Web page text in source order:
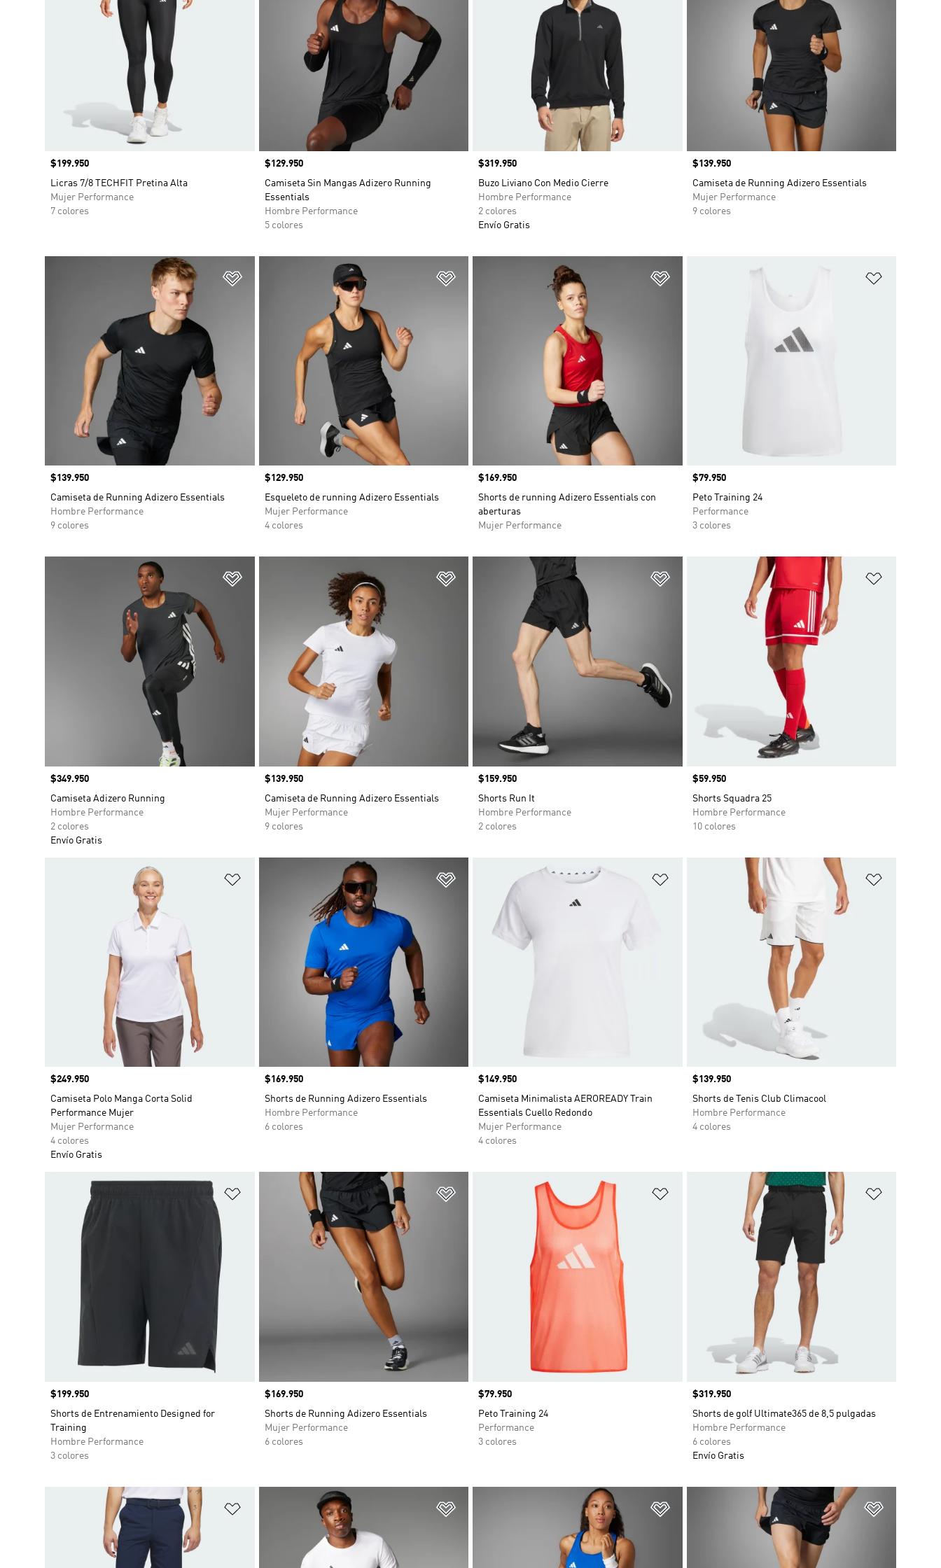
Precio
$199.950
Licras 7/8 TECHFIT Pretina Alta
Mujer Performance
7 colores
Precio
$129.950
Camiseta Sin Mangas Adizero Running
Essentials
Hombre Performance
5 colores
Precio
$319.950
Buzo Liviano Con Medio Cierre
Hombre Performance
2 colores
Envío Gratis
Precio
$139.950
Camiseta de Running Adizero Essentials
Mujer Performance
9 colores
Añadir a la lista de deseos
Precio
$139.950
Camiseta de Running Adizero Essentials
Hombre Performance
9 colores
Añadir a la lista de deseos
Precio
$129.950
Esqueleto de running Adizero Essentials
Mujer Performance
4 colores
Añadir a la lista de deseos
Precio
$169.950
Shorts de running Adizero Essentials con
aberturas
Mujer Performance
Precio
$79.950
Peto Training 24
Performance
3 colores
Añadir a la lista de deseos
Precio
$349.950
Camiseta Adizero Running
Hombre Performance
2 colores
Envío Gratis
Añadir a la lista de deseos
Precio
$139.950
Camiseta de Running Adizero Essentials
Mujer Performance
9 colores
Añadir a la lista de deseos
Precio
$159.950
Shorts Run It
Hombre Performance
2 colores
Precio
$59.950
Shorts Squadra 25
Hombre Performance
10 colores
Añadir a la lista de deseos
Precio
$249.950
Camiseta Polo Manga Corta Solid
Performance Mujer
Mujer Performance
4 colores
Envío Gratis
Añadir a la lista de deseos
Precio
$169.950
Shorts de Running Adizero Essentials
Hombre Performance
6 colores
Añadir a la lista de deseos
Precio
$149.950
Camiseta Minimalista AEROREADY Train
Essentials Cuello Redondo
Mujer Performance
4 colores
Precio
$139.950
Shorts de Tenis Club Climacool
Hombre Performance
4 colores
Añadir a la lista de deseos
Precio
$199.950
Shorts de Entrenamiento Designed for
Training
Hombre Performance
3 colores
Añadir a la lista de deseos
Precio
$169.950
Shorts de Running Adizero Essentials
Mujer Performance
6 colores
Añadir a la lista de deseos
Precio
$79.950
Peto Training 24
Performance
3 colores
Precio
$319.950
Shorts de golf Ultimate365 de 8,5 pulgadas
Hombre Performance
6 colores
Envío Gratis
Añadir a la lista de deseos Añadir a la lista de deseos Añadir a la lista de deseos